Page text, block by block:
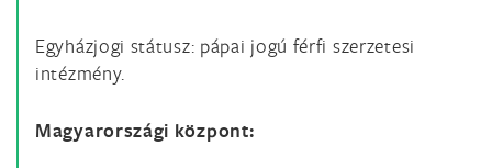
Egyházjogi státusz: pápai jogú férfi szerzetesi
intézmény.
Magyarországi központ: